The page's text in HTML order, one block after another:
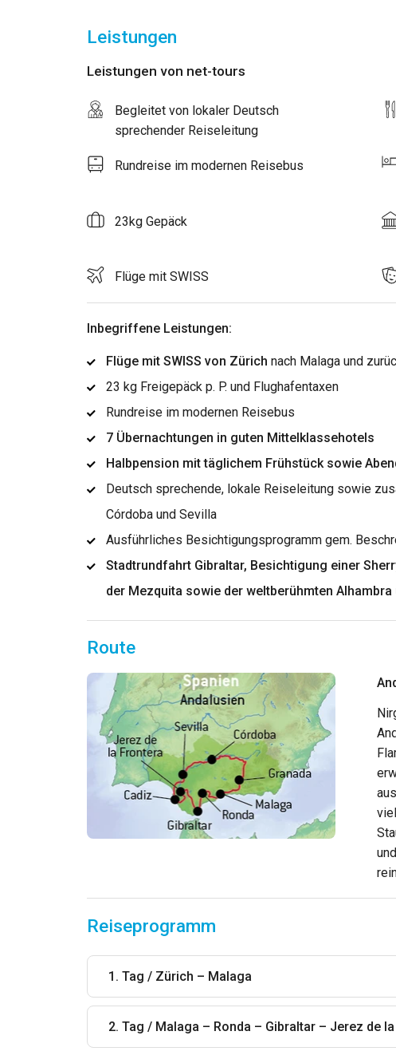
Leistungen
Leistungen von net-tours
Begleitet von lokaler Deutsch
sprechender Reiseleitung
Rundreise im modernen Reisebus
23kg Gepäck
Flüge mit SWISS
Inbegriffene Leistungen:
Flüge mit SWISS von Zürich nach Malaga und
23 kg Freigepäck p. P. und Flughafentaxen
Rundreise im modernen Reisebus
7 Übernachtungen in guten Mittelklassehotels
Halbpension mit täglichem Frühstück sowie
Deutsch sprechende, lokale Reiseleitung sowie
Córdoba und Sevilla
Ausführliches Besichtigungsprogramm gem.
Stadtrundfahrt Gibraltar, Besichtigung einer
der Mezquita sowie der weltberühmten
Route
Reiseprogramm
1. Tag / Zürich – Malaga
2. Tag / Malaga – Ronda – Gibraltar – Jerez de